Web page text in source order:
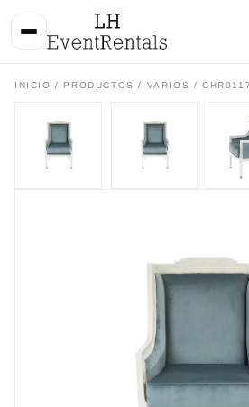
INICIO / PRODUCTOS/ VARIOS / CHR0117